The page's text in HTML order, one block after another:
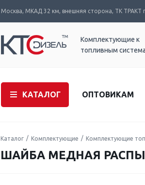
Москва, МКАД 32 км, внешняя сторона, ТК ТРАКТ
Комплектующие к
топливным
КАТАЛОГ ОПТОВИКАМ
Каталог Комплектующие Комплектующие
ШАЙБА МЕДНАЯ